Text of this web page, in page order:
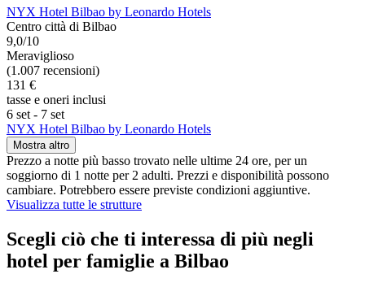
NYX Hotel Bilbao by Leonardo Hotels
Centro città di Bilbao
9,0/10
Meraviglioso
(1.007 recensioni)
131 €
tasse e oneri inclusi
6 set - 7 set
NYX Hotel Bilbao by Leonardo Hotels
Mostra altro
Prezzo a notte più basso trovato nelle ultime 24 ore, per un
soggiorno di 1 notte per 2 adulti. Prezzi e disponibilità possono
cambiare. Potrebbero essere previste condizioni aggiuntive.
Visualizza tutte le strutture
Scegli ciò che ti interessa di più negli
hotel per famiglie a Bilbao